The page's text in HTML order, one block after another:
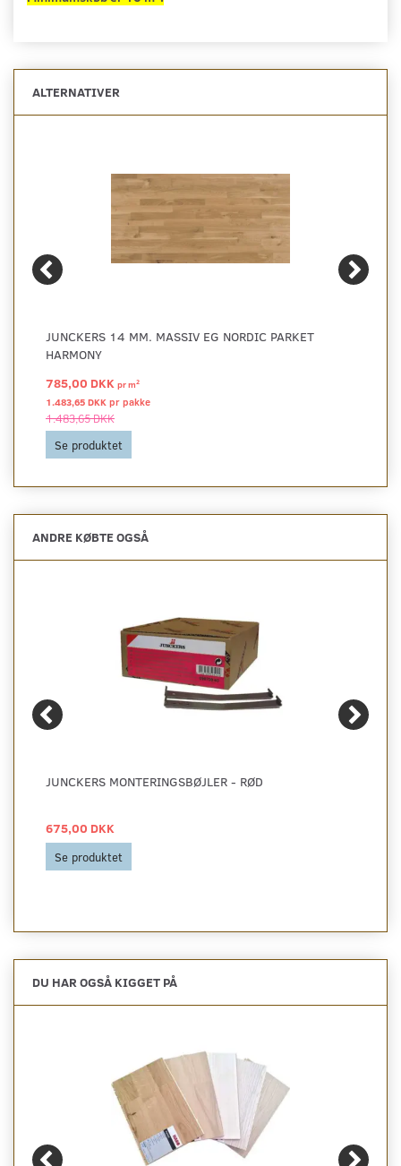
ALTERNATIVER
JUNCKERS 14 MM. MASSIV EG NORDIC PARKET
HARMONY
785,00 DKK prm2
1.483,65 DKK pr pakke
1.483,65 DKK
Se produktet
ANDRE KØBTE OGSÅ
JUNCKERS MONTERINGSBØJLER - RØD
675,00 DKK
Se produktet
DU HAR OGSÅ KIGGET PÅ